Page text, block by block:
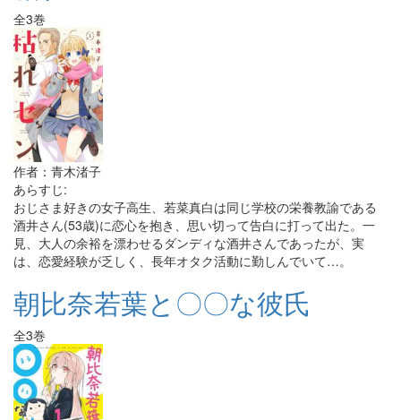
全3巻
作者：青木渚子
あらすじ:
おじさま好きの女子高生、若菜真白は同じ学校の栄養教諭である
酒井さん(53歳)に恋心を抱き、思い切って告白に打って出た。一
見、大人の余裕を漂わせるダンディな酒井さんであったが、実
は、恋愛経験が乏しく、長年オタク活動に勤しんでいて…。
朝比奈若葉と〇〇な彼氏
全3巻